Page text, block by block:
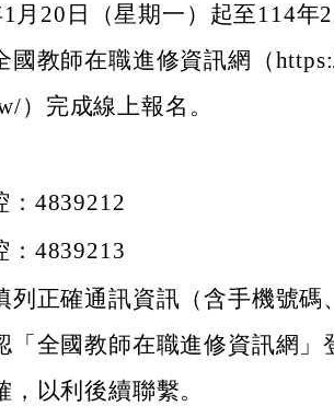
月20日（星期一）起至114年
國教師在職進修資訊網（
）完成線上報名。
：4839212
：4839213
列正確通訊資訊（含手機號碼
「全國教師在職進修資訊網」
，以利後續聯繫。